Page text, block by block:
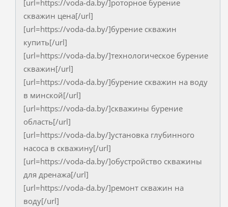
[url=https://voda-da.by/]роторное бурение
скважин цена[/url]
[url=https://voda-da.by/]бурение скважин
купить[/url]
[url=https://voda-da.by/]технологическое бурение
скважин[/url]
[url=https://voda-da.by/]бурение скважин на воду
в минской[/url]
[url=https://voda-da.by/]скважины бурение
область[/url]
[url=https://voda-da.by/]установка глубинного
насоса в скважину[/url]
[url=https://voda-da.by/]обустройство скважины
для дренажа[/url]
[url=https://voda-da.by/]ремонт скважин на
воду[/url]